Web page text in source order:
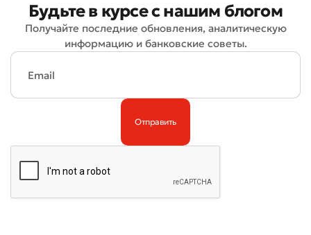
Будьте в курсе с нашим блогом
Получайте последние обновления, аналитическую
информацию и банковские советы.